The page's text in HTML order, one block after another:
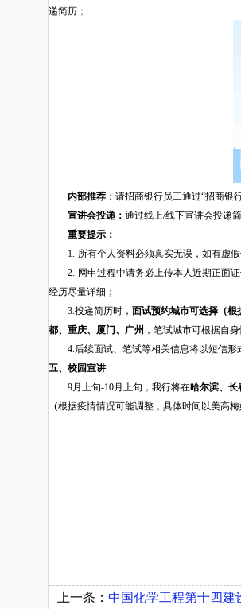
递简历 ；
内部推荐 ： 请招商银行员工通过“招商银
宣讲会投递 ： 通过线上/线下宣讲会投递
重要提示 ：
1. 所有个人资料必须真实无误，如有虚
2. 网申过程中请务必上传本人近期正面
经历尽量详细；
3.投递简历时， 面试预约城市可选择（根
都、重庆、厦门、广州 ，笔试城市可根据自
4.后续面试、笔试等相关信息将以短信形
五、 校园宣讲
9月上旬-10月上旬，我行将在哈尔滨、长
（根据疫情情况可能调整 ，具体时间以美高
上一条： 中国化学工程第十四建设有限公